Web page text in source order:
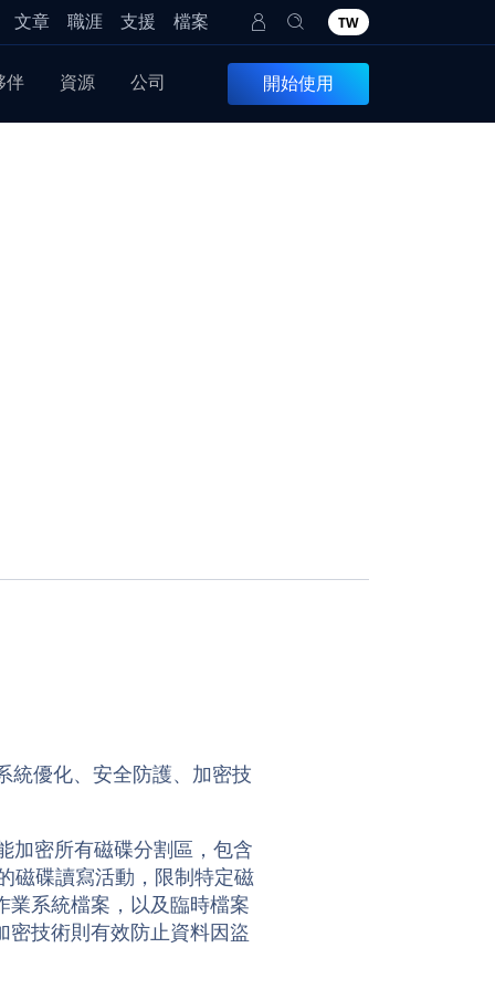
文章 職涯 支援 檔案 TW
伴 資源 公司 開始使用
統優化、安全防護、加密技
加密所有磁碟分割區，包含
磁碟讀寫活動，限制特定磁
業系統檔案，以及臨時檔案
密技術則有效防止資料因盜